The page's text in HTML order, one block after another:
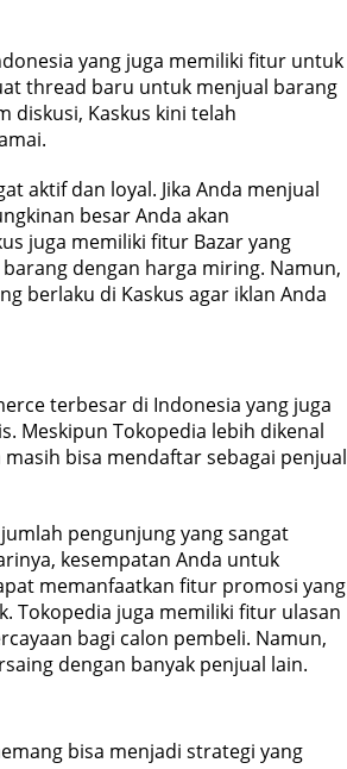
yang juga memiliki fitur untuk
thread baru untuk menjual barang
diskusi, Kaskus kini telah
aktif dan loyal. Jika Anda menjual
besar Anda akan
juga memiliki fitur Bazar yang
dengan harga miring. Namun,
berlaku di Kaskus agar iklan Anda
terbesar di Indonesia yang juga
Meskipun Tokopedia lebih dikenal
bisa mendaftar sebagai penjual
pengunjung yang sangat
kesempatan Anda untuk
memanfaatkan fitur promosi yang
Tokopedia juga memiliki fitur ulasan
bagi calon pembeli. Namun,
dengan banyak penjual lain.
bisa menjadi strategi yang